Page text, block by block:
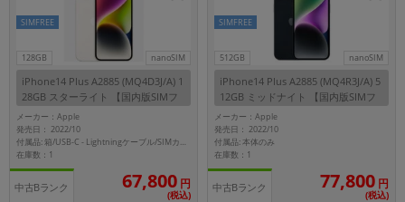
128GB nanoSIM
SIMFREE
iPhone14 Plus A2885 (MQ4D3J/A) 1
28GB スターライト 【国内版SIMフ
リー】
メーカー：Apple
発売日： 2022/10
付属品: 箱/USB-C - Lightningケーブル/SIMカードツール/マニュアル
在庫数：1
中古Bランク 67,800 円
(税込)
512GB nanoSIM
SIMFREE
iPhone14 Plus A2885 (MQ4R3J/A) 5
12GB ミッドナイト 【国内版SIMフ
リー】
メーカー：Apple
発売日： 2022/10
付属品: 本体のみ
在庫数：1
中古Bランク 77,800 円
(税込)
発売日
月 から
年 月 まで
各項目のチェックボックスは「or検索」となります。
ただし機能別のみ「and検索」となります。